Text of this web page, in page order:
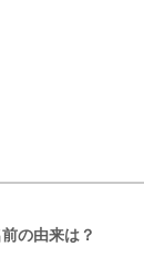
の由来は？